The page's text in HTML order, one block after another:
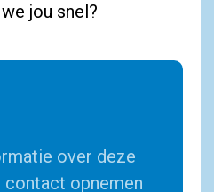
jou snel?
over deze
contact opnemen